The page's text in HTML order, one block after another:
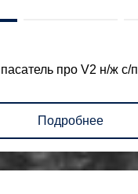
про V2 н/ж с/п
Подробнее